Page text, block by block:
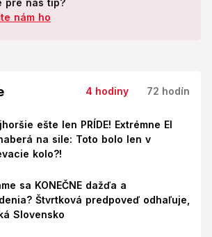
pre nás tip?
nám ho
4 hodiny 72 hodín
ešte len PRÍDE! Extrémne El
na sile: Toto bolo len v
kolo?!
sa KONEČNE dažďa a
Štvrtková predpoveď odhaľuje,
Slovensko